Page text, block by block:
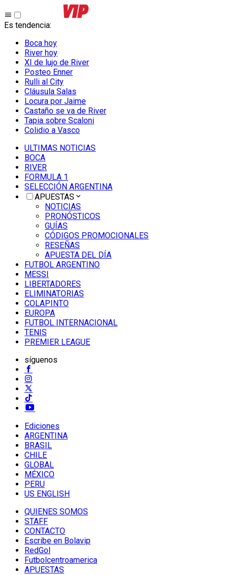
Es tendencia:
Boca hoy
River hoy
XI de lujo de River
Posteo Enner
Rulli al City
Cláusula Salas
Locura por Jaime
Castaño se va de River
Tapia sobre Scaloni
Colidio a Vasco
ULTIMAS NOTICIAS
BOCA
RIVER
FORMULA 1
SELECCIÓN ARGENTINA
APUESTAS
NOTICIAS
PRONÓSTICOS
GUÍAS
CÓDIGOS PROMOCIONALES
RESEÑAS
APUESTA DEL DÍA
FUTBOL ARGENTINO
MESSI
LIBERTADORES
ELIMINATORIAS
COLAPINTO
EUROPA
FUTBOL INTERNACIONAL
TENIS
PREMIER LEAGUE
síguenos
Ediciones
ARGENTINA
BRASIL
CHILE
GLOBAL
MÉXICO
PERU
US ENGLISH
QUIENES SOMOS
STAFF
CONTACTO
Escribe en Bolavip
RedGol
Futbolcentroamerica
APUESTAS